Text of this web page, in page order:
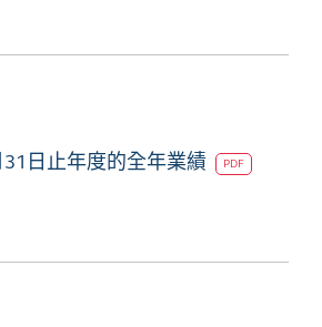
日止年度的全年業績 PDF